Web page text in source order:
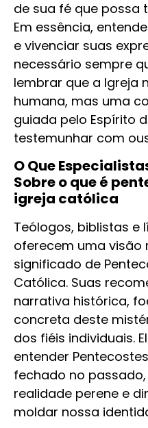
de sua fé que possa
Em essência,
e vivenciar suas
necessário sempre
lembrar que a Igreja
humana, mas uma
guiada pelo Espírito
testemunhar com
O Que
Sobre o que é
igreja católica
Teólogos, biblistas e
oferecem uma visão
significado de
Católica. Suas
narrativa histórica,
concreta deste
dos fiéis individuais.
entender
fechado no
realidade perene e
moldar nossa